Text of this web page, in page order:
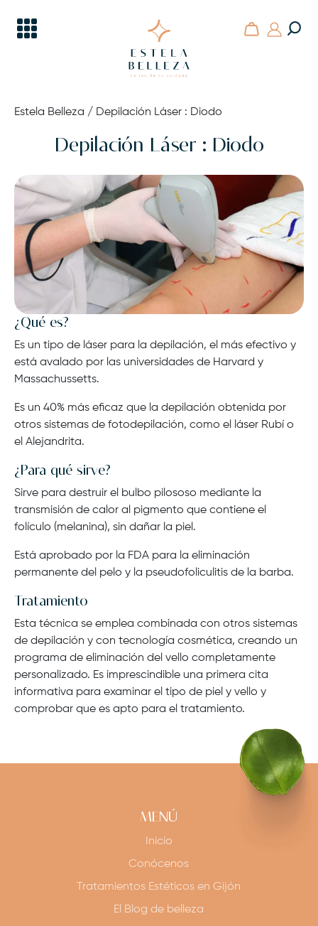
Skip
Estela Belleza / Depilación Láser : Diodo
Depilación Láser : Diodo
¿Qué es?
Es un tipo de láser para la depilación, el más efectivo y
está avalado por las universidades de Harvard y
Massachussetts.
Es un 40% más eficaz que la depilación obtenida por
otros sistemas de fotodepilación, como el láser Rubí o
el Alejandrita.
¿Para qué sirve?
Sirve para destruir el bulbo pilososo mediante la
transmisión de calor al pigmento que contiene el
folículo (melanina), sin dañar la piel.
Está aprobado por la FDA para la eliminación
permanente del pelo y la pseudofoliculitis de la barba.
Tratamiento
Esta técnica se emplea combinada con otros sistemas
de depilación y con tecnología cosmética, creando un
programa de eliminación del vello completamente
personalizado. Es imprescindible una primera cita
informativa para examinar el tipo de piel y vello y
comprobar que es apto para el tratamiento.
MENÚ
Inicio
Conócenos
Tratamientos Estéticos en Gijón
El Blog de belleza